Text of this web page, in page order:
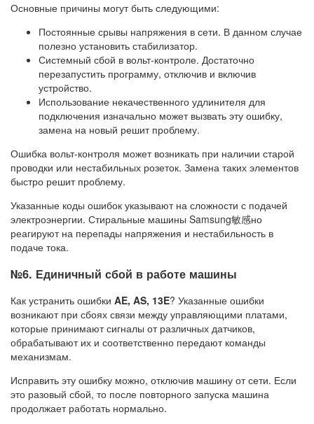
Основные причины могут быть следующими:
Постоянные срывы напряжения в сети. В данном случае
полезно установить стабилизатор.
Системный сбой в вольт-контроле. Достаточно
перезапустить программу, отключив и включив
устройство.
Использование некачественного удлинителя для
подключения изначально может вызвать эту ошибку,
замена на новый решит проблему.
Ошибка вольт-контроля может возникать при наличии старой
проводки или нестабильных розеток. Замена таких элементов
быстро решит проблему.
Указанные коды ошибок указывают на сложности с подачей
электроэнергии. Стиральные машины Samsung敏感но
реагируют на перепады напряжения и нестабильность в
подаче тока.
№6. Единичный сбой в работе машины
Как устранить ошибки AE, AS, 13E? Указанные ошибки
возникают при сбоях связи между управляющими платами,
которые принимают сигналы от различных датчиков,
обрабатывают их и соответственно передают команды
механизмам.
Исправить эту ошибку можно, отключив машину от сети. Если
это разовый сбой, то после повторного запуска машина
продолжает работать нормально.